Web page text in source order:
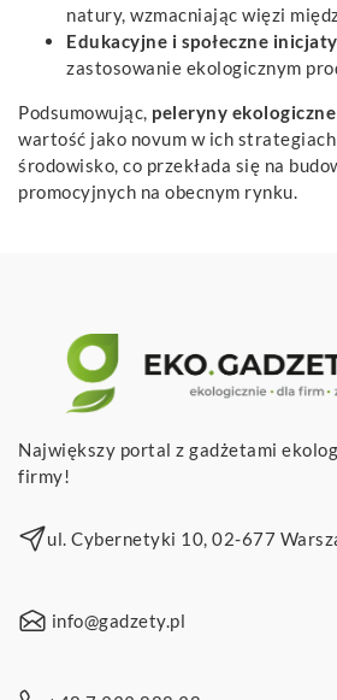
natury, wzmacniając więzi
Edukacyjne i społeczne
zastosowanie ekologicznym
Podsumowując, peleryny ekologiczne
wartość jako novum w ich
środowisko, co przekłada się na
promocyjnych na obecnym rynku.
Największy portal z gadżetami
firmy!
ul. Cybernetyki 10, 02-677
info@gadzety.pl